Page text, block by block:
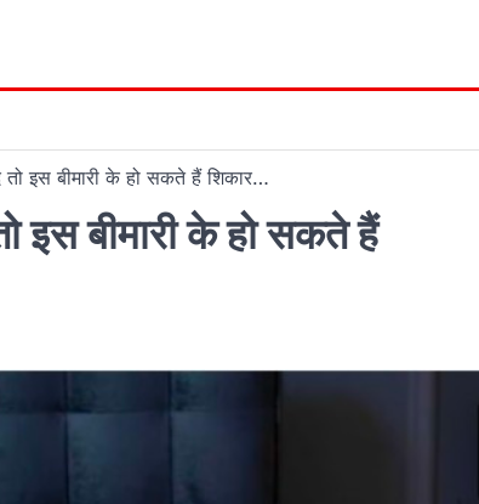
इस बीमारी के हो सकते हैं शिकार…
इस बीमारी के हो सकते हैं